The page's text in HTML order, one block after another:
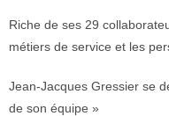
Riche de ses 29
métiers de service et les
Jean-Jacques Gressier se
de son équipe »